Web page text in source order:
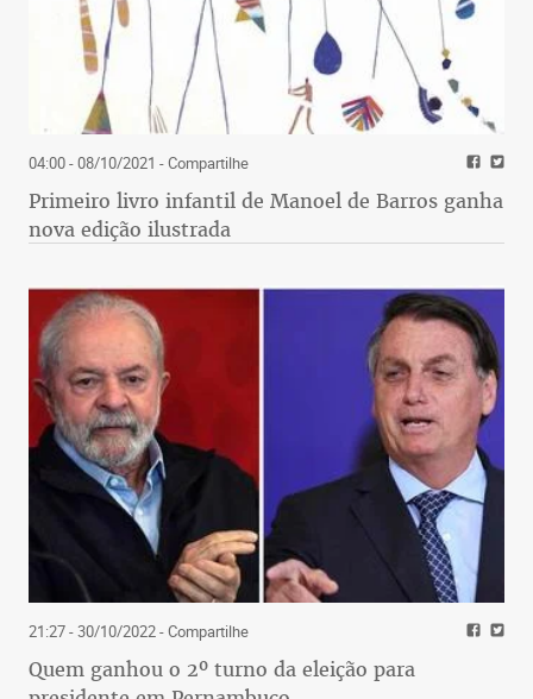
04:00 - 08/10/2021 - Compartilhe
Primeiro livro infantil de Manoel de Barros ganha
nova edição ilustrada
21:27 - 30/10/2022- Compartilhe
Quem ganhou o 2º turno da eleição para